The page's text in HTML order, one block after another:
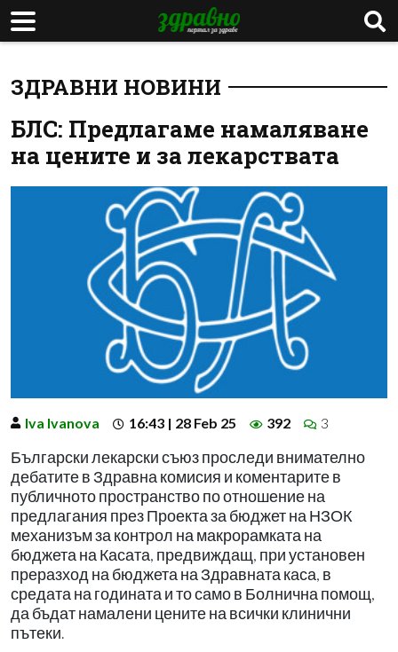
ЗДРАВНИ НОВИНИ
БЛС: Предлагаме намаляване
на цените и за лекарствата
Iva Ivanova 16:43 | 28 Feb 25 392 3
Български лекарски съюз проследи внимателно
дебатите в Здравна комисия и коментарите в
публичното пространство по отношение на
предлагания през Проекта за бюджет на НЗОК
механизъм за контрол на макрорамката на
бюджета на Касата, предвиждащ, при установен
преразход на бюджета на Здравната каса, в
средата на годината и то само в Болнична помощ,
да бъдат намалени цените на всички клинични
пътеки.